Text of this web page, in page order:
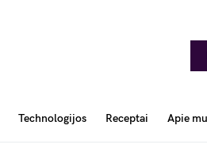
Technologijos Receptai Apie